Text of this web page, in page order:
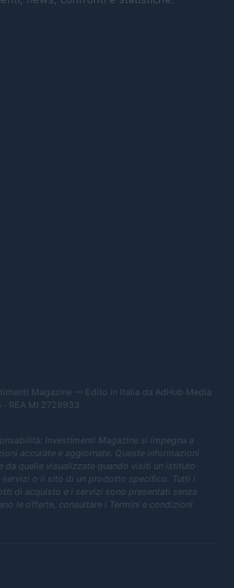
Magazine — Edito in Italia da AdHub Media
· REA MI 2729933
Investimenti Magazine si impegna a
accurate e aggiornate. Queste informazioni
da quelle visualizzate quando visiti un istituto
servizi o il sito di un prodotto specifico. Tutti i
di acquisto e i servizi sono presentati senza
le offerte, consultare i Termini e condizioni